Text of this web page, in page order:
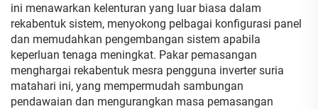
ini menawarkan kelenturan yang luar biasa dalam
rekabentuk sistem, menyokong pelbagai konfigurasi panel
dan memudahkan pengembangan sistem apabila
keperluan tenaga meningkat. Pakar pemasangan
menghargai rekabentuk mesra pengguna inverter suria
matahari ini, yang mempermudah sambungan
pendawaian dan mengurangkan masa pemasangan